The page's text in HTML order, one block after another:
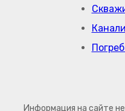
Информация на сайте